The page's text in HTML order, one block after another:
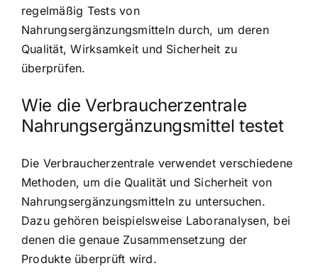
regelmäßig Tests von
Nahrungsergänzungsmitteln durch, um deren
Qualität, Wirksamkeit und Sicherheit zu
überprüfen.
Wie die Verbraucherzentrale
Nahrungsergänzungsmittel testet
Die Verbraucherzentrale verwendet verschiedene
Methoden, um die Qualität und Sicherheit von
Nahrungsergänzungsmitteln zu untersuchen.
Dazu gehören beispielsweise Laboranalysen, bei
denen die genaue Zusammensetzung der
Produkte überprüft wird.